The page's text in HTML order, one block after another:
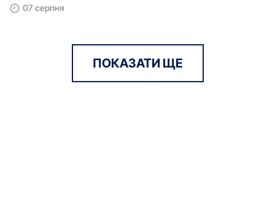
07 серпня
ПОКАЗАТИ ЩЕ